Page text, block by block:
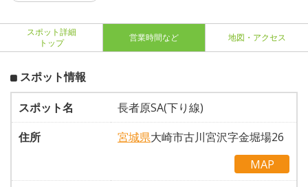
スポット詳細
トップ
営業時間など 地図・アクセス
スポット情報
スポット名
長者原SA(下り線)
住所
宮城県大崎市古川宮沢字金堀場26
MAP